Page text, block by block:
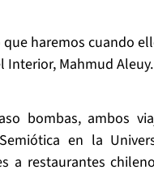
haremos cuando
Interior, Mahmud Aleuy.
bombas, ambos
en la
a restaurantes